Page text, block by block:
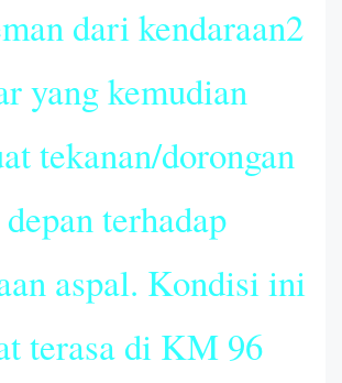
dari kendaraan2
yang kemudian
tekanan/dorongan
terhadap
aspal. Kondisi ini
terasa di KM 96